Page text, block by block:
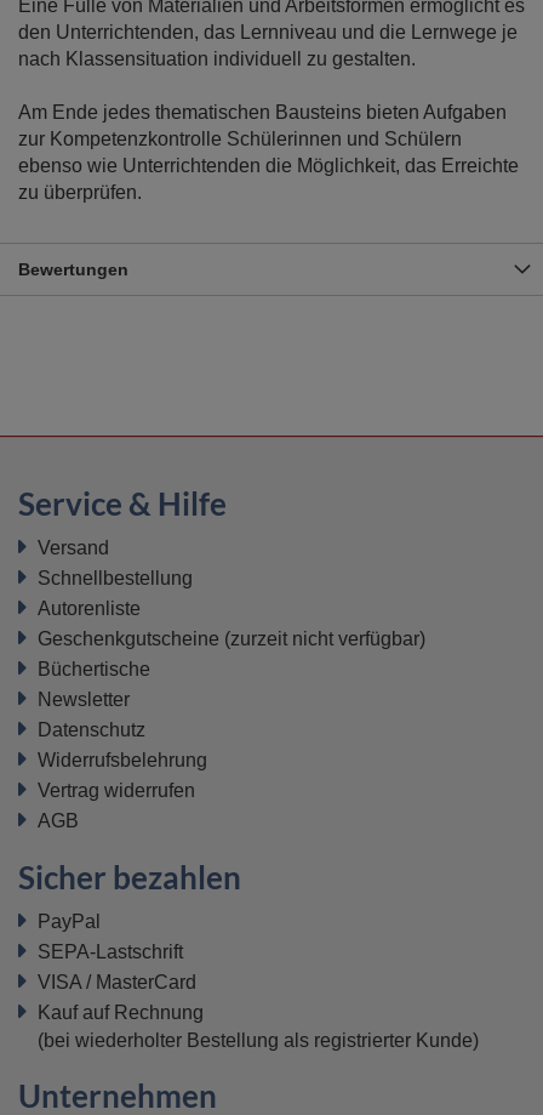
Eine Fülle von Materialien und Arbeitsformen ermöglicht es
den Unterrichtenden, das Lernniveau und die Lernwege je
nach Klassensituation individuell zu gestalten.
Am Ende jedes thematischen Bausteins bieten Aufgaben
zur Kompetenzkontrolle Schülerinnen und Schülern
ebenso wie Unterrichtenden die Möglichkeit, das Erreichte
zu überprüfen.
Bewertungen
Service & Hilfe
Versand
Schnellbestellung
Autorenliste
Geschenkgutscheine (zurzeit nicht verfügbar)
Büchertische
Newsletter
Datenschutz
Widerrufsbelehrung
Vertrag widerrufen
AGB
Sicher bezahlen
PayPal
SEPA-Lastschrift
VISA / MasterCard
Kauf auf Rechnung
(bei wiederholter Bestellung als registrierter Kunde)
Unternehmen